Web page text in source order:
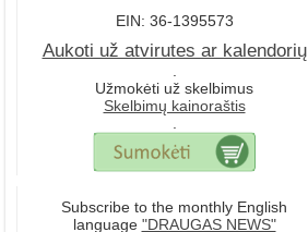
EIN: 36-1395573
Aukoti už atvirutes ar kalendorių
.
Užmokėti už skelbimus
Skelbimų kainoraštis
.
Subscribe to the monthly English
language "DRAUGAS NEWS"